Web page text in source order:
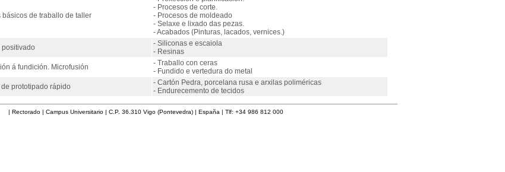
básicos de traballo de taller
- Procesos de corte.
- Procesos de moldeado
- Selaxe e lixado das pezas.
- Acabados (Pinturas, lacados, vernices.)
positivado
- Siliconas e escaiola
- Resinas
á fundición. Microfusión
- Traballo con ceras
- Fundido e vertedura do metal
prototipado rápido
- Cartón Pedra, porcelana rusa e arxilas poliméricas
- Endurecemento de tecidos
| Campus Universitario | C.P. 36.310 Vigo (Pontevedra) | España | Tlf: +34 986 812 000